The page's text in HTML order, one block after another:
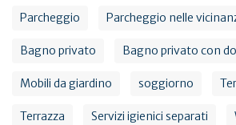
Parcheggio Parcheggio nelle
Bagno privato Bagno privato con
Mobili da giardino soggiorno
Terrazza Servizi igienici separati